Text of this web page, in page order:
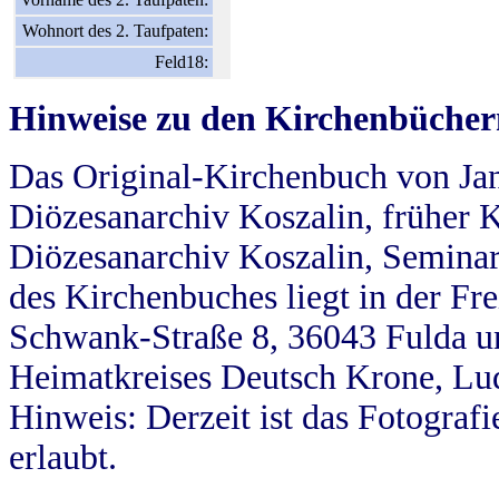
Wohnort des 2. Taufpaten:
Feld18:
Hinweise zu den
Das Original-Kirchenbuch von
Diözesanarchiv Koszalin, früher
Diözesanarchiv Koszalin,
des Kirchenbuches liegt in der
Schwank-Straße 8, 36043 Fulda
Heimatkreises Deutsch Krone,
Hinweis: Derzeit ist das
erlaubt.